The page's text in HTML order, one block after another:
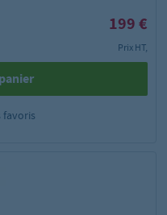
199 €
Prix HT,
favoris